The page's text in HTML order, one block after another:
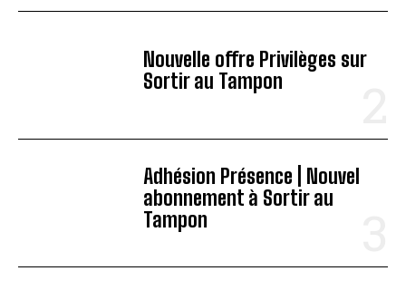
Nouvelle offre Privilèges sur
Sortir au Tampon
Adhésion Présence | Nouvel
abonnement à Sortir au
Tampon